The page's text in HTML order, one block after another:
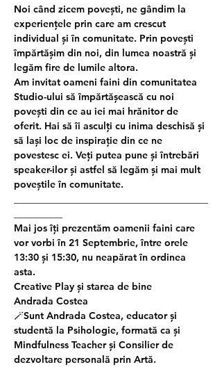
Noi când zicem povești, ne gândim la
experiențele prin care am crescut
individual și în comunitate. Prin povești
împărtășim din noi, din lumea noastră și
legăm fire de lumile altora.
Am invitat oameni faini din comunitatea
Studio-ului să împărtășească cu noi
povești din ce au iei mai hrănitor de
oferit. Hai să îi asculți cu inima deschisă și
să lași loc de inspirație din ce ne
povestesc ei. Veți putea pune și întrebări
speaker-ilor și astfel să legăm și mai mult
poveștile în comunitate.
Mai jos îți prezentăm oamenii faini care
vor vorbi în 21 Septembrie, între orele
13:30 și 15:30, nu neapărat în ordinea
asta.
Creative Play și starea de bine
Andrada Costea
🪄Sunt Andrada Costea, educator și
studentă la Psihologie, formată ca și
Mindfulness Teacher și Consilier de
dezvoltare personală prin Artă.